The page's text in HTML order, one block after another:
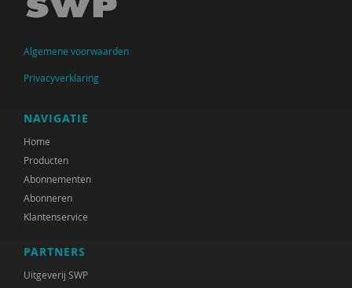
Ingrid Bakker
Patricia Bakker
Rasit Bal
Ria Balm
Eva-Maria den Balvert
Algemene voorwaarden
Privacyverklaring
NAVIGATIE
Home
Producten
Abonnementen
Abonneren
Klantenservice
PARTNERS
Uitgeverij SWP